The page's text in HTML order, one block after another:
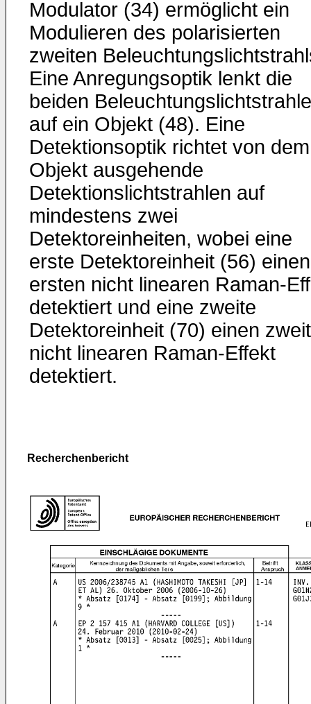
Modulator (34) ermöglicht ein
Modulieren des polarisierten
zweiten
Eine Anregungsoptik lenkt die
beiden
auf ein Objekt (48). Eine
Detektionsoptik richtet von dem
Objekt ausgehende
Detektionslichtstrahlen auf
mindestens zwei
Detektoreinheiten, wobei eine
erste Detektoreinheit (56) einen
ersten nicht linearen Raman-
detektiert und eine zweite
Detektoreinheit (70) einen
nicht linearen Raman-Effekt
detektiert.
Recherchenbericht